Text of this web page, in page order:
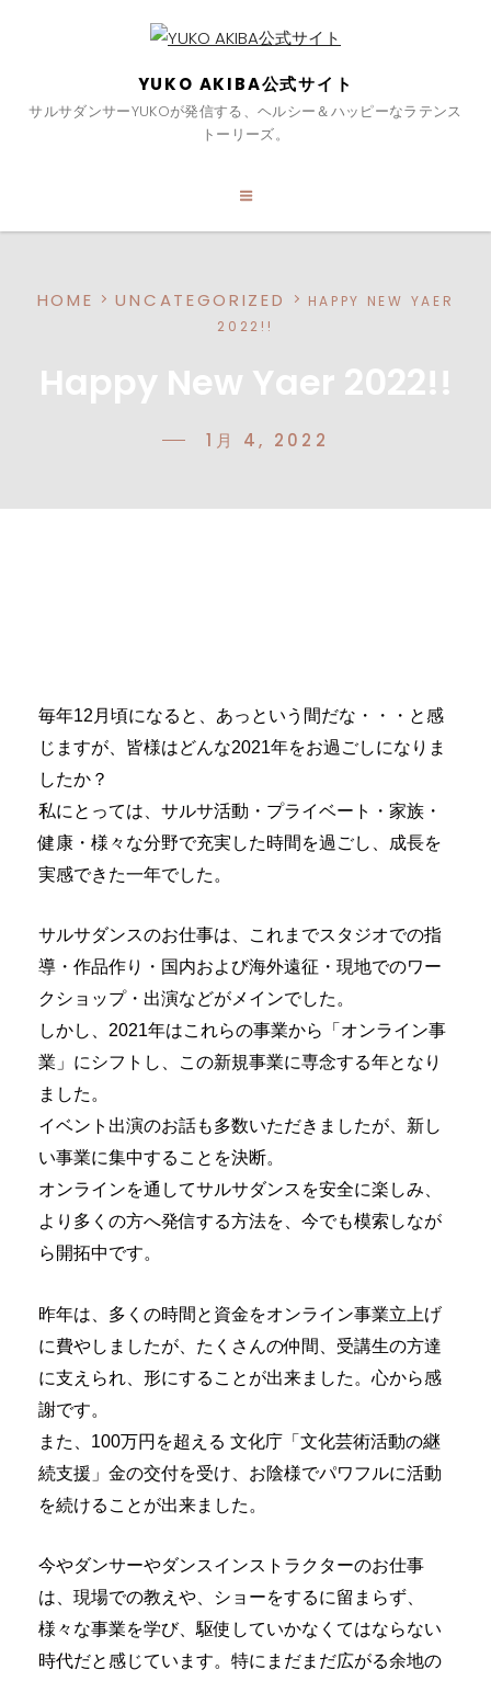
YUKO AKIBA公式サイト
サルサダンサーYUKOが発信する、ヘルシー＆ハッピーなラテンス
トーリーズ。
HOME UNCATEGORIZED
HAPPY NEW YAER
2022!!
Happy New Yaer 2022!!
1月 4, 2022
毎年12月頃になると、あっという間だな・・・と感
じますが、皆様はどんな2021年をお過ごしになりま
したか？
私にとっては、サルサ活動・プライベート・家族・
健康・様々な分野で充実した時間を過ごし、成長を
実感できた一年でした。
サルサダンスのお仕事は、これまでスタジオでの指
導・作品作り・国内および海外遠征・現地でのワー
クショップ・出演などがメインでした。
しかし、2021年はこれらの事業から「オンライン事
業」にシフトし、この新規事業に専念する年となり
ました。
イベント出演のお話も多数いただきましたが、新し
い事業に集中することを決断。
オンラインを通してサルサダンスを安全に楽しみ、
より多くの方へ発信する方法を、今でも模索しなが
ら開拓中です。
昨年は、多くの時間と資金をオンライン事業立上げ
に費やしましたが、たくさんの仲間、受講生の方達
に支えられ、形にすることが出来ました。心から感
謝です。
また、 100万円を超える 文化庁「文化芸術活動の継
続支援」金の交付を受け、お陰様でパワフルに活動
を続けることが出来ました。
今やダンサーやダンスインストラクターのお仕事
は、現場での教えや、ショーをするに留まらず、
様々な事業を学び、駆使していかなくてはならない
時代だと感じています。特にまだまだ広がる余地の